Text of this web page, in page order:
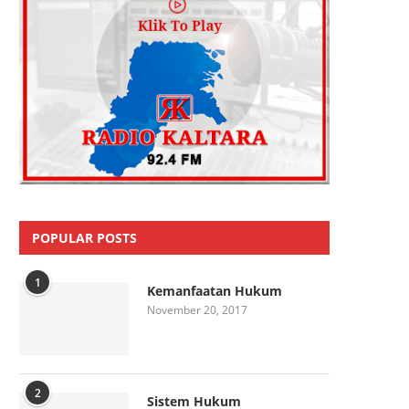
POPULAR POSTS
1 Kemanfaatan Hukum
November 20, 2017
2 Sistem Hukum